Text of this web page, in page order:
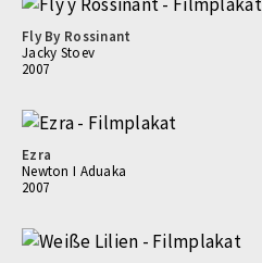
Fly By Rossinant
Jacky Stoev
2007
Ezra
Newton I Aduaka
2007